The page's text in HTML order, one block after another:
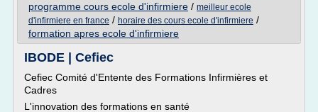
programme cours ecole d'infirmiere / meilleur ecole
d'infirmiere en france / horaire des cours ecole d'infirmiere /
formation apres ecole d'infirmiere
IBODE | Cefiec
Cefiec Comité d'Entente des Formations Infirmières et
Cadres
L'innovation des formations en santé